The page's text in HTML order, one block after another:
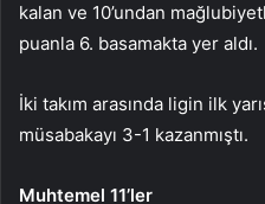
kalan ve 10’undan
puanla 6. basamakta yer aldı.
İki takım arasında ligin ilk
müsabakayı 3-1 kazanmıştı.
Muhtemel 11’ler